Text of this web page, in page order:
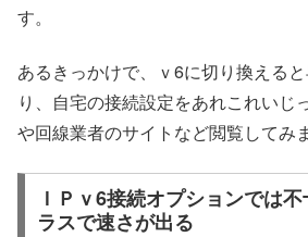
す。
あるきっかけで、ｖ6に切り換える
り、自宅の接続設定をあれこれいじ
や回線業者のサイトなど閲覧してみ
ＩＰｖ6接続オプションでは
ラスで速さが出る